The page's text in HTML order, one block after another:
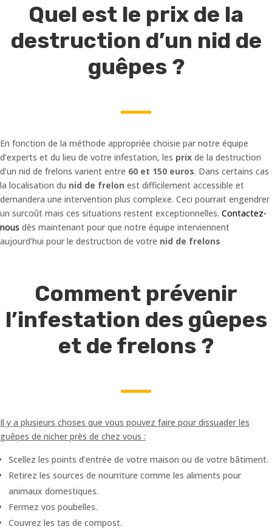
Quel est le prix de la
destruction d’un nid de
guêpes ?
En fonction de la méthode appropriée choisie par notre équipe
d’experts et du lieu de votre infestation, les prix de la destruction
d’un nid de frelons varient entre 60 et 150 euros. Dans certains cas
la localisation du nid de frelon est difficilement accessible et
demandera une intervention plus complexe. Ceci pourrait engendrer
un surcoût mais ces situations restent exceptionnelles. Contactez-
nous dès maintenant pour que notre équipe interviennent
aujourd’hui pour le destruction de votre nid de frelons
Comment prévenir
l’infestation des gûepes
et de frelons ?
Il y a plusieurs choses que vous pouvez faire pour dissuader les
guêpes de nicher près de chez vous :
Scellez les points d’entrée de votre maison ou de votre bâtiment.
Retirez les sources de nourriture comme les aliments pour
animaux domestiques.
Fermez vos poubelles.
Couvrez les tas de compost.